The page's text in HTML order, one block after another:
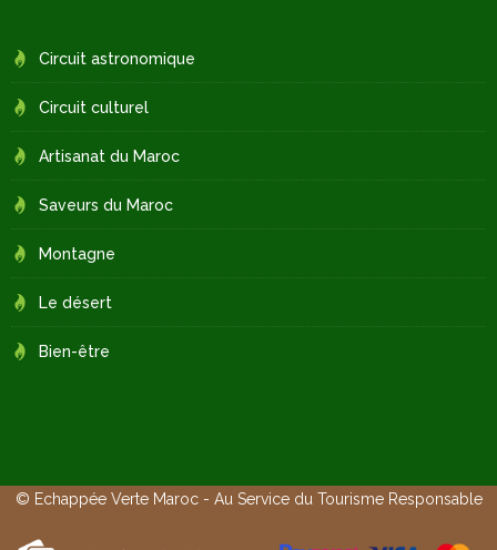
Circuit astronomique
Circuit culturel
Artisanat du Maroc
Saveurs du Maroc
Montagne
Le désert
Bien-être
© Echappée Verte Maroc - Au Service du Tourisme Responsable